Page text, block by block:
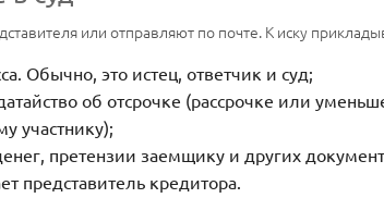
или отправляют по почте. К иску
Обычно, это истец, ответчик и суд;
об отсрочке (рассрочке или
участнику);
претензии заемщику и других
представитель кредитора.